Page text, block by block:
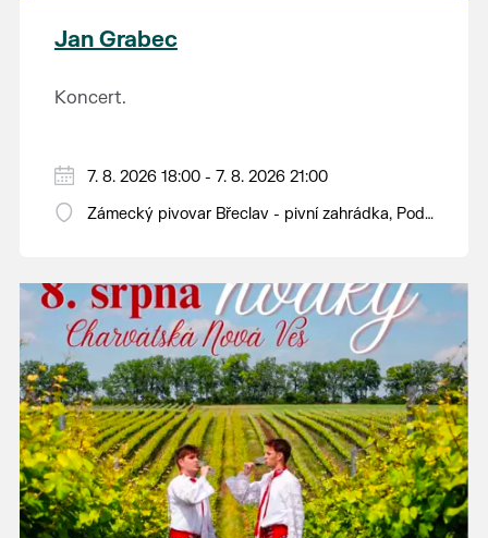
Jan Grabec
Koncert.
7. 8. 2026 18:00 - 7. 8. 2026 21:00
Zámecký pivovar Břeclav - pivní zahrádka, Pod